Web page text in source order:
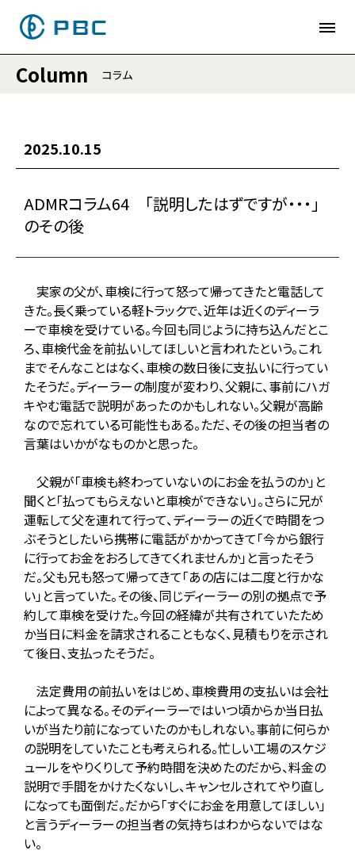
Column コラム
2025.10.15
ADMRコラム64 「説明したはずですが・・・」
のその後
実家の父が、車検に行って怒って帰ってきたと電話して
きた。長く乗っている軽トラックで、近年は近くのディーラ
ーで車検を受けている。今回も同じように持ち込んだとこ
ろ、車検代金を前払いしてほしいと言われたという。これ
までそんなことはなく、車検の数日後に支払いに行ってい
たそうだ。ディーラーの制度が変わり、父親に、事前にハガ
キやむ電話で説明があったのかもしれない。父親が高齢
なので忘れている可能性もある。ただ、その後の担当者の
言葉はいかがなものかと思った。
父親が「車検も終わっていないのにお金を払うのか」と
聞くと「払ってもらえないと車検ができない」。さらに兄が
運転して父を連れて行って、ディーラーの近くで時間をつ
ぶそうとしたいら携帯に電話がかかってきて「今から銀行
に行ってお金をおろしてきてくれませんか」と言ったそう
だ。父も兄も怒って帰ってきて「あの店には二度と行かな
い」と言っていた。その後、同じディーラーの別の拠点で予
約して車検を受けた。今回の経緯が共有されていたため
か当日に料金を請求されることもなく、見積もりを示され
て後日、支払ったそうだ。
法定費用の前払いをはじめ、車検費用の支払いは会社
によって異なる。そのディーラーではいつ頃からか当日払
いが当たり前になっていたのかもしれない。事前に何らか
の説明をしていたことも考えられる。忙しい工場のスケジ
ュールをやりくりして予約時間を決めたのだから、料金の
説明で手間をかけたくないし、キャンセルされてやり直し
になっても面倒だ。だから「すぐにお金を用意してほしい」
と言うディーラーの担当者の気持ちはわからないではな
い。